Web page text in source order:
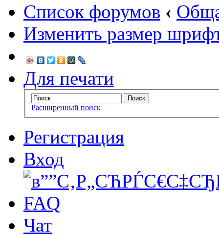
Список форумов ‹
Изменить размер
Для печати
Расширенный поиск
Регистрация
Вход
FAQ
Чат